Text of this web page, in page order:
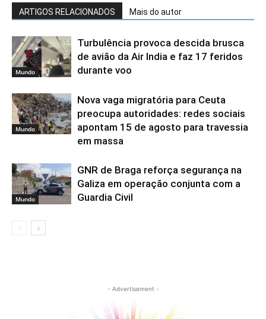
ARTIGOS RELACIONADOS Mais do autor
Mundo
Turbulência provoca descida brusca
de avião da Air India e faz 17 feridos
durante voo
Mundo
Nova vaga migratória para Ceuta
preocupa autoridades: redes sociais
apontam 15 de agosto para travessia
em massa
Mundo
GNR de Braga reforça segurança na
Galiza em operação conjunta com a
Guardia Civil
- Advertisement -